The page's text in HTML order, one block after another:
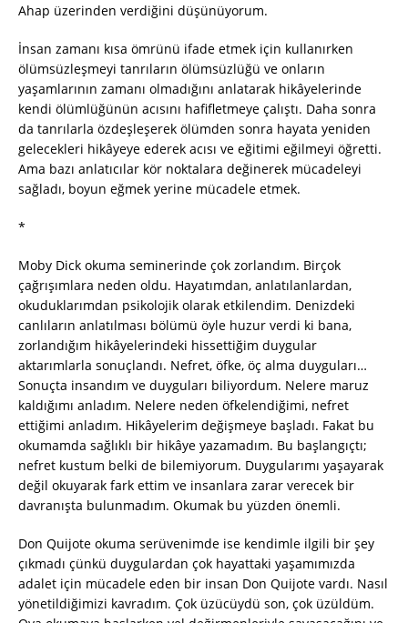
Ahap üzerinden verdiğini düşünüyorum.
İnsan zamanı kısa ömrünü ifade etmek için kullanırken
ölümsüzleşmeyi tanrıların ölümsüzlüğü ve onların
yaşamlarının zamanı olmadığını anlatarak hikâyelerinde
kendi ölümlüğünün acısını hafifletmeye çalıştı. Daha sonra
da tanrılarla özdeşleşerek ölümden sonra hayata yeniden
gelecekleri hikâyeye ederek acısı ve eğitimi eğilmeyi öğretti.
Ama bazı anlatıcılar kör noktalara değinerek mücadeleyi
sağladı, boyun eğmek yerine mücadele etmek.
*
Moby Dick okuma seminerinde çok zorlandım. Birçok
çağrışımlara neden oldu. Hayatımdan, anlatılanlardan,
okuduklarımdan psikolojik olarak etkilendim. Denizdeki
canlıların anlatılması bölümü öyle huzur verdi ki bana,
zorlandığım hikâyelerindeki hissettiğim duygular
aktarımlarla sonuçlandı. Nefret, öfke, öç alma duyguları…
Sonuçta insandım ve duyguları biliyordum. Nelere maruz
kaldığımı anladım. Nelere neden öfkelendiğimi, nefret
ettiğimi anladım. Hikâyelerim değişmeye başladı. Fakat bu
okumamda sağlıklı bir hikâye yazamadım. Bu başlangıçtı;
nefret kustum belki de bilemiyorum. Duygularımı yaşayarak
değil okuyarak fark ettim ve insanlara zarar verecek bir
davranışta bulunmadım. Okumak bu yüzden önemli.
Don Quijote okuma serüvenimde ise kendimle ilgili bir şey
çıkmadı çünkü duygulardan çok hayattaki yaşamımızda
adalet için mücadele eden bir insan Don Quijote vardı. Nasıl
yönetildiğimizi kavradım. Çok üzücüydü son, çok üzüldüm.